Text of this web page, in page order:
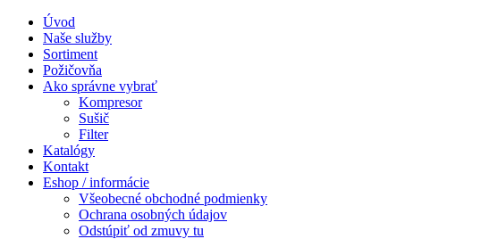
Úvod
Naše služby
Sortiment
Požičovňa
Ako správne vybrať
Kompresor
Sušič
Filter
Katalógy
Kontakt
Eshop / informácie
Všeobecné obchodné podmienky
Ochrana osobných údajov
Odstúpiť od zmuvy tu